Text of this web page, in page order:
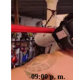
09:00 p. m.